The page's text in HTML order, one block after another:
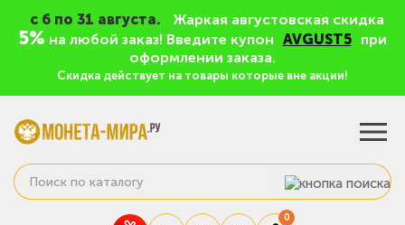
c 6 по 31 августа. Жаркая августовская скидка
5% на любой заказ! Введите купон AVGUST5
при
оформлении заказа.
Скидка действует на товары которые вне акции!
0